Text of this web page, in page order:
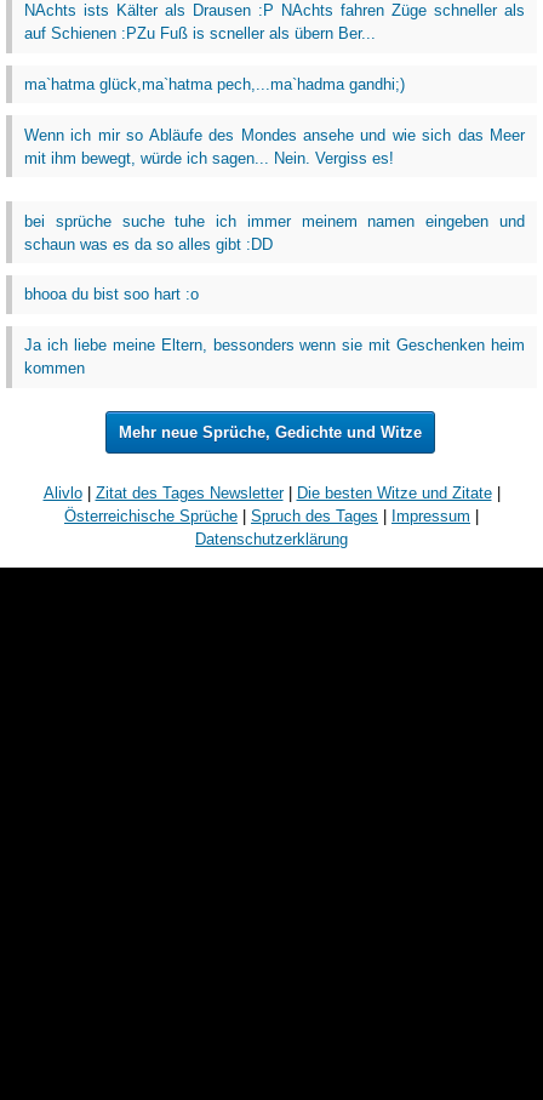
NAchts ists Kälter als Drausen :P NAchts fahren Züge schneller als
auf Schienen :PZu Fuß is scneller als übern Ber...
ma`hatma glück,ma`hatma pech,...ma`hadma gandhi;)
Wenn ich mir so Abläufe des Mondes ansehe und wie sich das Meer
mit ihm bewegt, würde ich sagen... Nein. Vergiss es!
bei sprüche suche tuhe ich immer meinem namen eingeben und
schaun was es da so alles gibt :DD
bhooa du bist soo hart :o
Ja ich liebe meine Eltern, bessonders wenn sie mit Geschenken heim
kommen
Mehr neue Sprüche, Gedichte und Witze
Alivlo| Zitat des Tages Newsletter| Die besten Witze und Zitate|
Österreichische Sprüche | Spruch des Tages | Impressum |
Datenschutzerklärung